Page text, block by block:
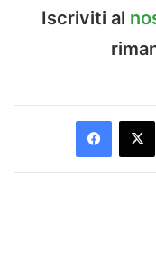
Iscriviti al
X